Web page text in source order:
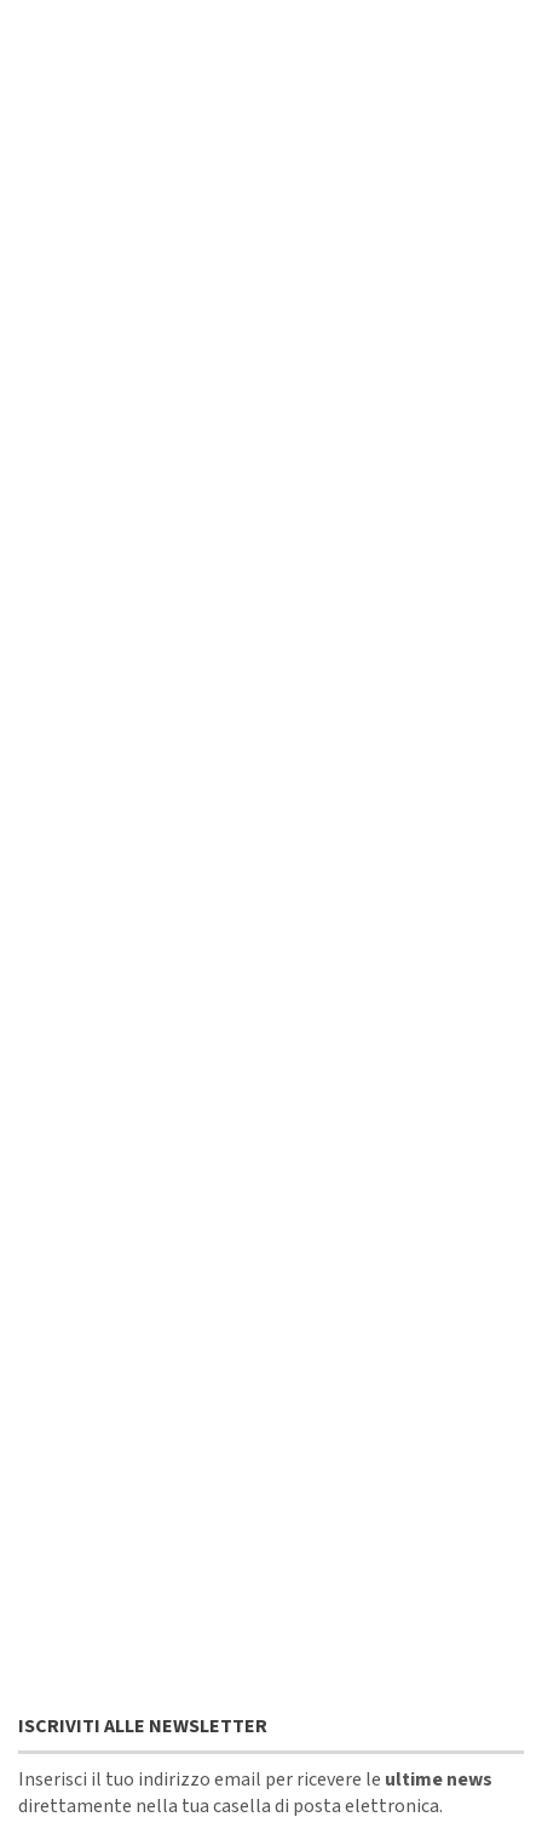
ISCRIVITI ALLE NEWSLETTER
Inserisci il tuo indirizzo email per ricevere le ultime news
direttamente nella tua casella di posta elettronica.